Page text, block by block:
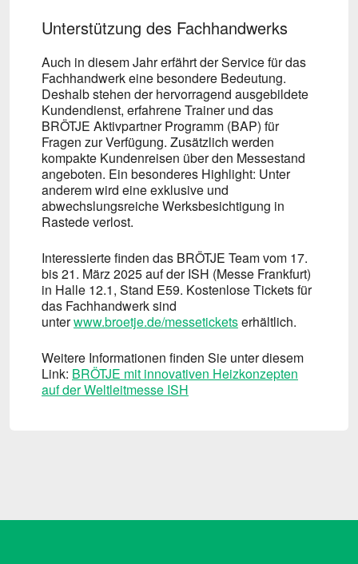
Unterstützung des Fachhandwerks
Auch in diesem Jahr erfährt der Service für das
Fachhandwerk eine besondere Bedeutung.
Deshalb stehen der hervorragend ausgebildete
Kundendienst, erfahrene Trainer und das
BRÖTJE Aktivpartner Programm (BAP) für
Fragen zur Verfügung. Zusätzlich werden
kompakte Kundenreisen über den Messestand
angeboten. Ein besonderes Highlight: Unter
anderem wird eine exklusive und
abwechslungsreiche Werksbesichtigung in
Rastede verlost.
Interessierte finden das BRÖTJE Team vom 17.
bis 21. März 2025 auf der ISH (Messe Frankfurt)
in Halle 12.1, Stand E59. Kostenlose Tickets für
das Fachhandwerk sind
unterwww.broetje.de/messeticketserhältlich.
Weitere Informationen finden Sie unter diesem
Link: BRÖTJE mit innovativen Heizkonzepten
auf der Weltleitmesse ISH